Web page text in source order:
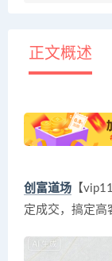
正文概述
创富道场 【
定成交，搞定高